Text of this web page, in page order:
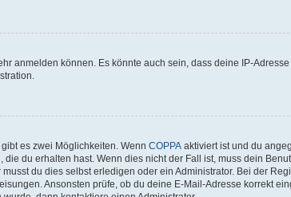
anmelden können. Es könnte auch sein, dass deine IP-
es zwei Möglichkeiten. Wenn COPPA aktiviert ist und du
du erhalten hast. Wenn dies nicht der Fall ist, muss dein
du dies selbst erledigen oder ein Administrator. Bei der
Ansonsten prüfe, ob du deine E-Mail-Adresse korrekt